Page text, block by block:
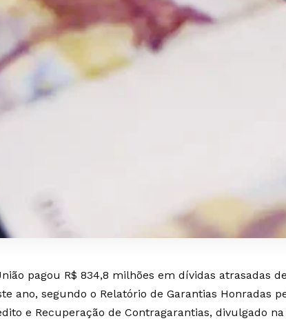
pagou R$ 834,8 milhões em dívidas atrasadas
ano, segundo o Relatório de Garantias Honradas
e Recuperação de Contragarantias, divulgado